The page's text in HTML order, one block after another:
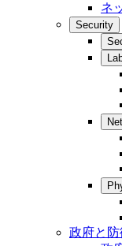
ネ
Security
政府と防